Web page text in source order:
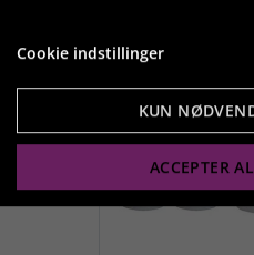
Cookie indstillinger
KUN
ACCEPTER